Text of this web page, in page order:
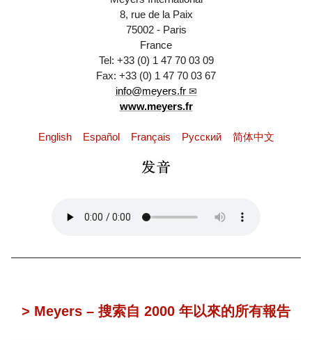
8, rue de la Paix
75002 - Paris
France
Tel: +33 (0) 1 47 70 03 09
Fax: +33 (0) 1 47 70 03 67
info@meyers.fr
www.meyers.fr
English Español Français Pусский 简体中文
> Meyers – 搜索自 2000 年以來的所有報告